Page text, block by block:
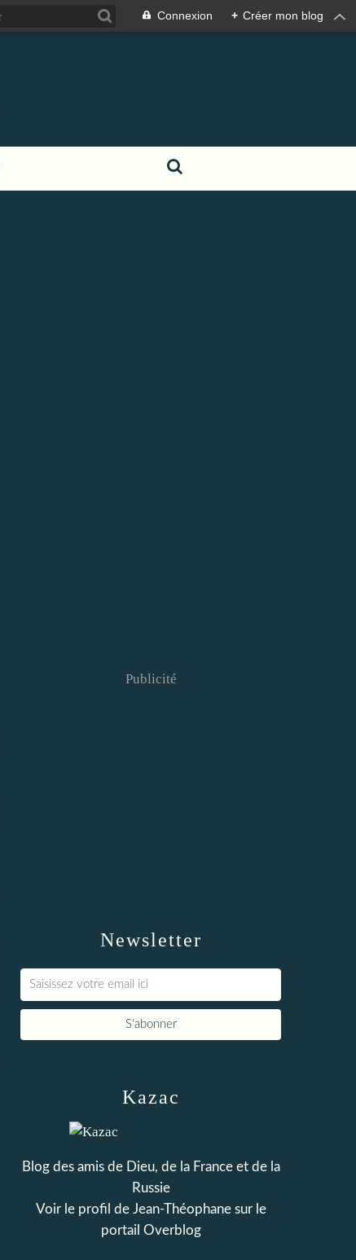
Connexion + Créer mon blog
Newsletter
Publicité
Kazac
Blog des amis de Dieu, de la France et de la
Russie
Voir le profil de Jean-Théophanesur le
portail Overblog